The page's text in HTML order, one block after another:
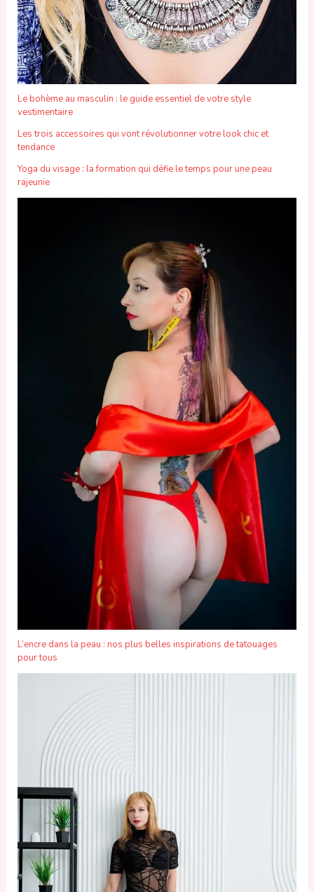
Le bohème au masculin : le guide essentiel de votre style
vestimentaire
Les trois accessoires qui vont révolutionner votre look chic et
tendance
Yoga du visage : la formation qui défie le temps pour une peau
rajeunie
L’encre dans la peau : nos plus belles inspirations de tatouages
pour tous